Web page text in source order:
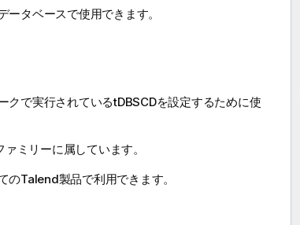
タベースで使用できます。
クで実行されているtDBSCDを設定するために使
ァミリーに属しています。
のTalend製品で利用できます。